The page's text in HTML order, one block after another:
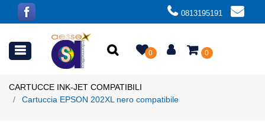
0813195191
Open menu 0 0
CARTUCCE INK-JET COMPATIBILI
Cartuccia EPSON 202XL nero compatibile